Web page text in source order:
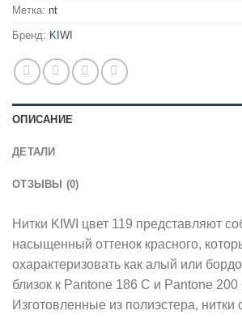
Метка: nt
Бренд: KIWI
ОПИСАНИЕ
ДЕТАЛИ
ОТЗЫВЫ (0)
Нитки KIWI цвет 119 представляют
насыщенный оттенок красного,
охарактеризовать как алый или
близок к Pantone 186 C и Pantone 200
Изготовленные из полиэстера,